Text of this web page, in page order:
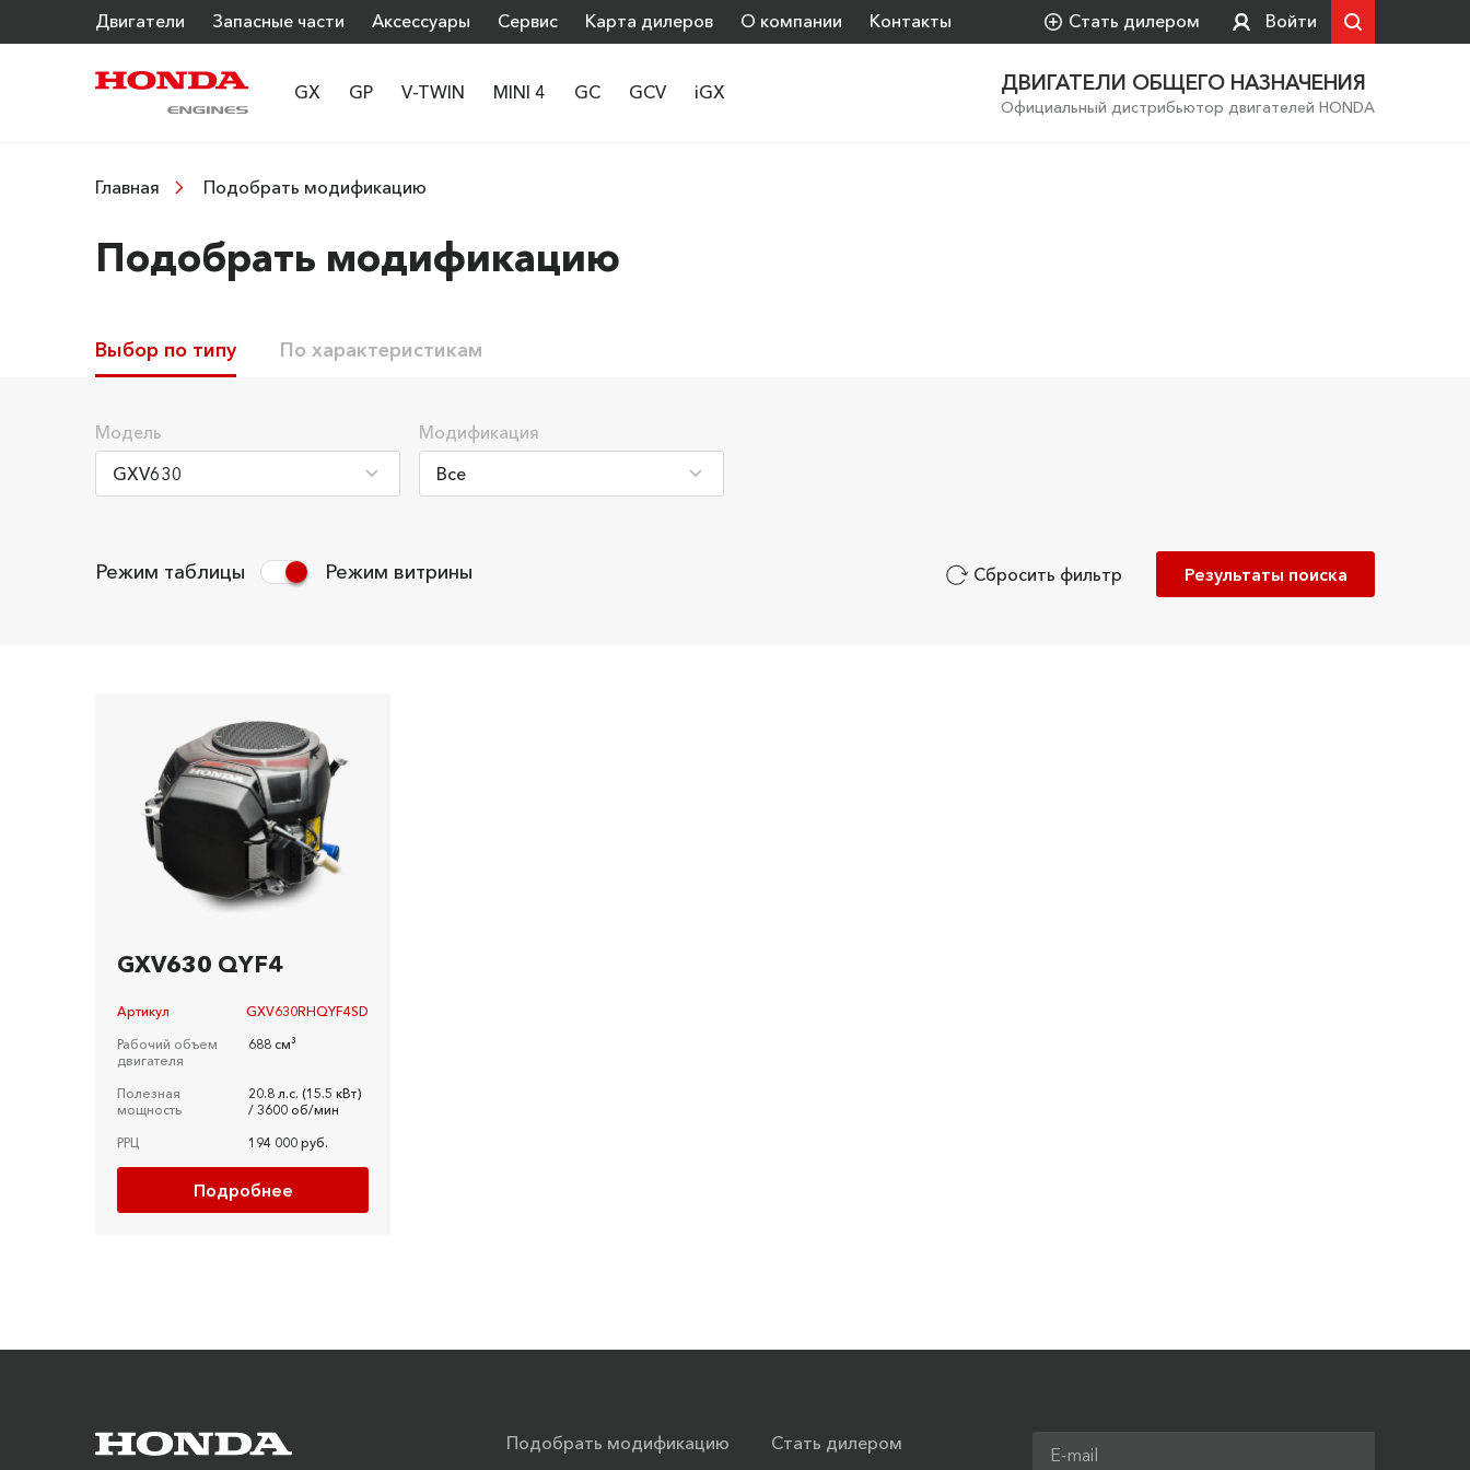
Двигатели Запасные части Аксессуары Сервис Карта дилеров О компании Контакты Стать дилером Войти
GX GP V-TWIN MINI 4 GC GCV iGX ДВИГАТЕЛИ ОБЩЕГО НАЗНАЧЕНИЯ
Официальный дистрибьютор двигателей HONDA
Главная Подобрать модификацию
Подобрать модификацию
Выбор по типу По характеристикам
Модель Модификация
Режим таблицы Режим витрины Сбросить фильтр
GXV630 QYF4
Артикул
GXV630RHQYF4SD
Рабочий объем
двигателя
688 см³
Полезная
мощность
20.8 л.c. (15.5 кBт)
/ 3600 об/мин
РРЦ
194 000 руб.
Подробнее
Подобрать модификацию
Стать дилером